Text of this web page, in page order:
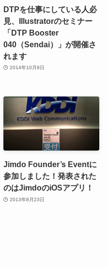
DTPを仕事にしている人必
見、Illustratorのセミナー
「DTP Booster
040（Sendai）」が開催さ
れます
2014年10月8日
Jimdo Founder’s Eventに
参加しました！発表された
のはJimdoのiOSアプリ！
2013年8月23日